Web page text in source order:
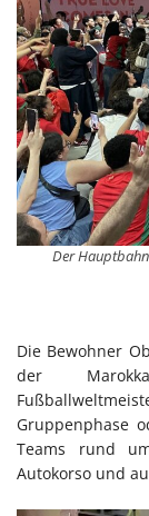
Der
Die Bewohner
der
Gruppenphase
Teams rund
Autokorso und